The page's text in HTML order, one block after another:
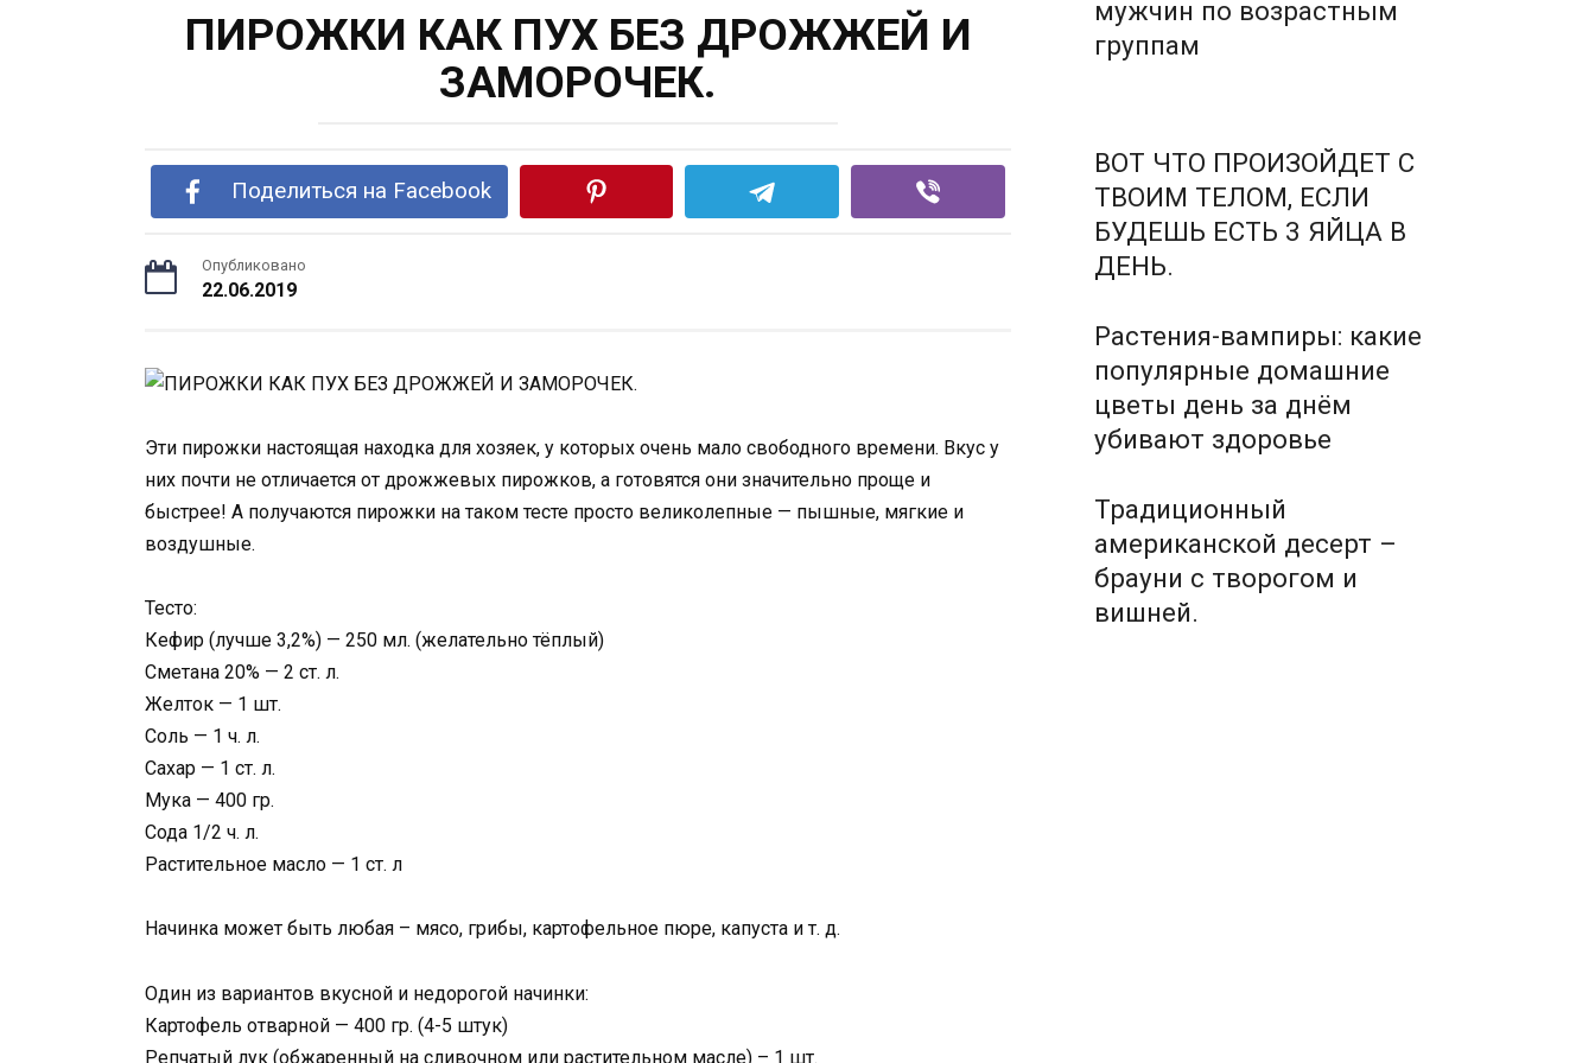
ПИРОЖКИ КАК ПУХ БЕЗ ДРОЖЖЕЙ И
ЗАМОРОЧЕК.
Поделиться на Facebook
Опубликовано
22.06.2019
Эти пирожки настоящая находка для хозяек, у которых очень мало свободного времени. Вкус у
них почти не отличается от дрожжевых пирожков, а готовятся они значительно проще и
быстрее! А получаются пирожки на таком тесте просто великолепные — пышные, мягкие и
воздушные.
Тесто:
Кефир (лучше 3,2%) — 250 мл. (желательно тёплый)
Сметана 20% — 2 ст. л.
Желток — 1 шт.
Соль — 1 ч. л.
Сахар — 1 ст. л.
Мука — 400 гр.
Сода 1/2 ч. л.
Растительное масло — 1 ст. л
Начинка может быть любая – мясо, грибы, картофельное пюре, капуста и т. д.
Один из вариантов вкусной и недорогой начинки:
Картофель отварной — 400 гр. (4-5 штук)
Репчатый лук (обжаренный на сливочном или растительном масле) – 1 шт.
мужчин по возрастным
группам
ВОТ ЧТО ПРОИЗОЙДЕТ С
ТВОИМ ТЕЛОМ, ЕСЛИ
БУДЕШЬ ЕСТЬ 3 ЯЙЦА В
ДЕНЬ.
Растения-вампиры: какие
популярные домашние
цветы день за днём
убивают здоровье
Традиционный
американской десерт –
брауни с творогом и
вишней.